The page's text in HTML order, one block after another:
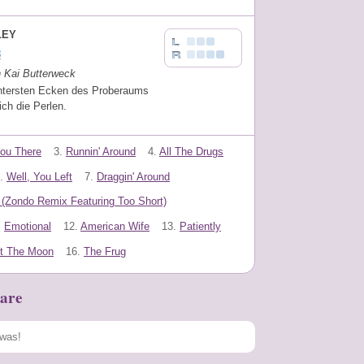
Kai Butterweck
Ecken des Proberaums
die Perlen.
There 3. Runnin' Around 4. All The Drugs
Well, You Left 7. Draggin' Around
Remix Featuring Too Short)
Emotional 12. American Wife 13. Patiently
The Moon 16. The Frug